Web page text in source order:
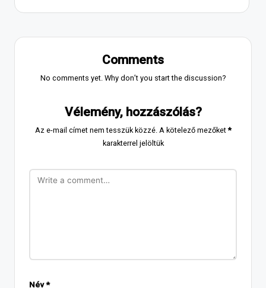
Comments
No comments yet. Why don’t you start the discussion?
Vélemény, hozzászólás?
Az e-mail címet nem tesszük közzé. A kötelező mezőket*
karakterrel jelöltük
Név*